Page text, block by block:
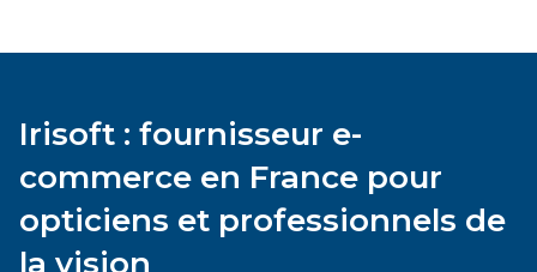
Irisoft : fournisseur e-
commerce en France pour
opticiens et professionnels de
la vision